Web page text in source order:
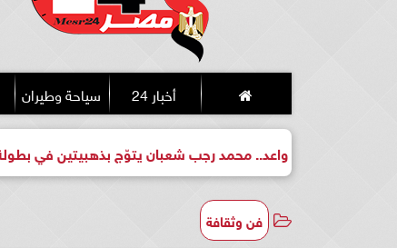
أخبار 24 سياحة وطيران
واعد.. محمد رجب شعبان يتوّج بذهبيتين في بطولة الجمهورية
فن وثقافة